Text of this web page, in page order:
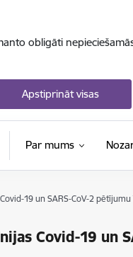
obligāti
Apstiprināt visas
Par mums
19 un SARS-CoV-2
Covid-19 un